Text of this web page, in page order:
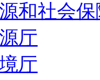
和社会
厅
厅